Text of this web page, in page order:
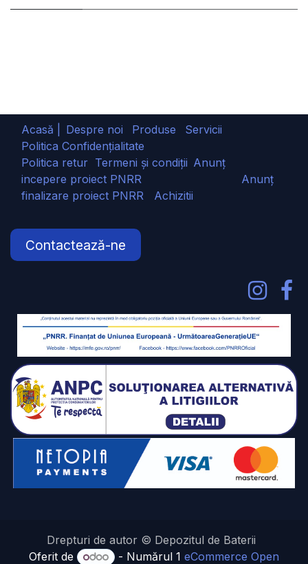
Acasă | Despre noi Produse
Servicii
Politica Confidențialitate
Politica retur Termeni și condiții Anunț
incepere proiect PNRR
Anunț
finalizare proiect PNRR Achizitii
Contactează-ne
Drepturi de autor © Depozitul de Baterii
Oferit de
- Numărul 1 eCommerce Open